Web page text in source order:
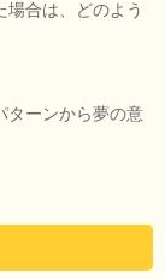
場合は、どのよう
ターンから夢の意